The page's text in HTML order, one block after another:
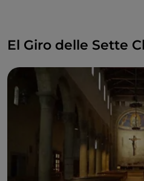
El Giro delle Sette